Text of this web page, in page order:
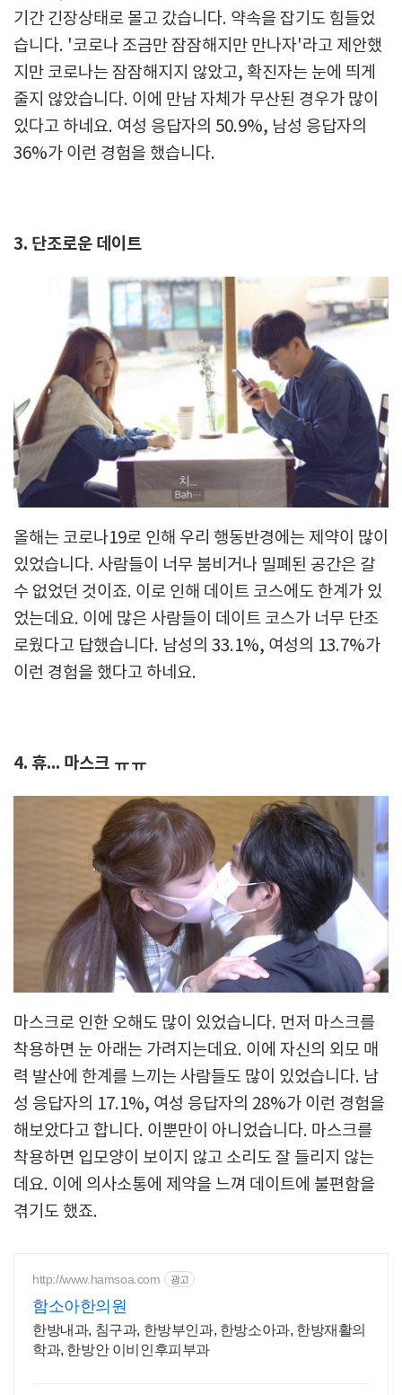
기간 긴장상태로 몰고 갔습니다. 약속을 잡기도 힘들었
습니다. '코로나 조금만 잠잠해지만 만나자'라고 제안했
지만 코로나는 잠잠해지지 않았고, 확진자는 눈에 띄게
줄지 않았습니다. 이에 만남 자체가 무산된 경우가 많이
있다고 하네요. 여성 응답자의 50.9%, 남성 응답자의
36%가 이런 경험을 했습니다.
3. 단조로운 데이트
올해는 코로나19로 인해 우리 행동반경에는 제약이 많이
있었습니다. 사람들이 너무 붐비거나 밀폐된 공간은 갈
수 없었던 것이죠. 이로 인해 데이트 코스에도 한계가 있
었는데요. 이에 많은 사람들이 데이트 코스가 너무 단조
로웠다고 답했습니다. 남성의 33.1%, 여성의 13.7%가
이런 경험을 했다고 하네요.
4. 휴... 마스크 ㅠㅠ
마스크로 인한 오해도 많이 있었습니다. 먼저 마스크를
착용하면 눈 아래는 가려지는데요. 이에 자신의 외모 매
력 발산에 한계를 느끼는 사람들도 많이 있었습니다. 남
성 응답자의 17.1%, 여성 응답자의 28%가 이런 경험을
해보았다고 합니다. 이뿐만이 아니었습니다. 마스크를
착용하면 입모양이 보이지 않고 소리도 잘 들리지 않는
데요. 이에 의사소통에 제약을 느껴 데이트에 불편함을
겪기도 했죠.
http://www.hamsoa.com 광고
함소아한의원
한방내과, 침구과, 한방부인과, 한방소아과, 한방재활의
학과, 한방안 이비인후피부과